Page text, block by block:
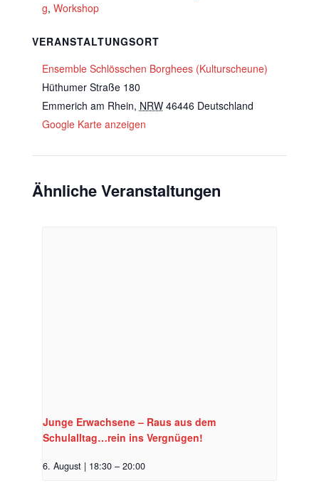
g, Workshop
VERANSTALTUNGSORT
Ensemble Schlösschen Borghees (Kulturscheune)
Hüthumer Straße 180
Emmerich am Rhein, NRW 46446 Deutschland
Google Karte anzeigen
Ähnliche Veranstaltungen
Junge Erwachsene – Raus aus dem
Schulalltag…rein ins Vergnügen!
6. August | 18:30 – 20:00